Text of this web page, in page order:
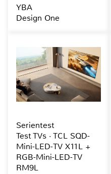
YBA
Design One
Serientest
Test TVs · TCL SQD-
Mini-LED-TV X11L +
RGB-Mini-LED-TV
RM9L